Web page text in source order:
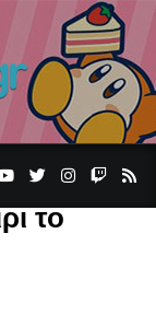
το